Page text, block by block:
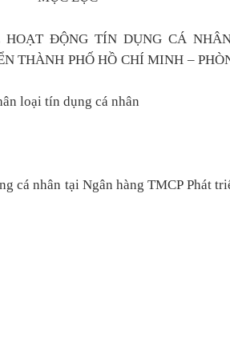
ĐỘNG TÍN DỤNG CÁ
THÀNH PHỐ HỒ CHÍ MINH –
loại tín dụng cá nhân
cá nhân tại Ngân hàng TMCP Phát